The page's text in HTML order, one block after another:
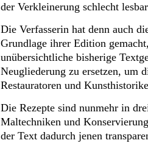
der Verkleinerung schlecht
Die Verfasserin hat denn auch
Grundlage ihrer Edition
unübersichtliche bisherige
Neugliederung zu ersetzen, um
Restauratoren und
Die Rezepte sind nunmehr in
Maltechniken und
der Text dadurch jenen